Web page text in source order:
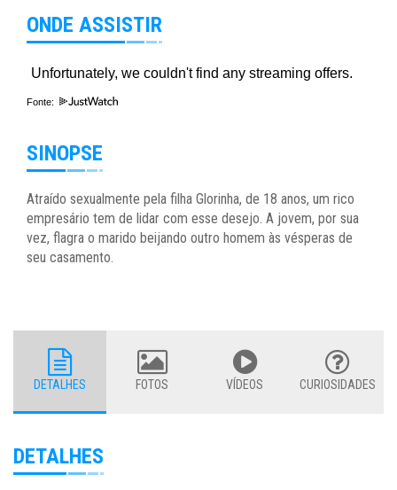
ONDE ASSISTIR
Fonte:
SINOPSE
Atraído sexualmente pela filha Glorinha, de 18 anos, um rico
empresário tem de lidar com esse desejo. A jovem, por sua
vez, flagra o marido beijando outro homem às vésperas de
seu casamento.
DETALHES FOTOS VÍDEOS CURIOSIDADES
DETALHES